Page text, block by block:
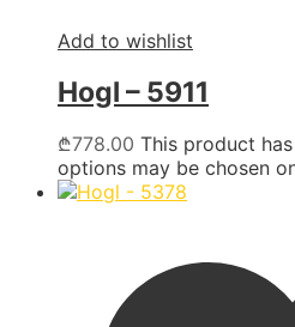
Add to wishlist
Hogl – 5911
₾778.00 This product
options may be chosen